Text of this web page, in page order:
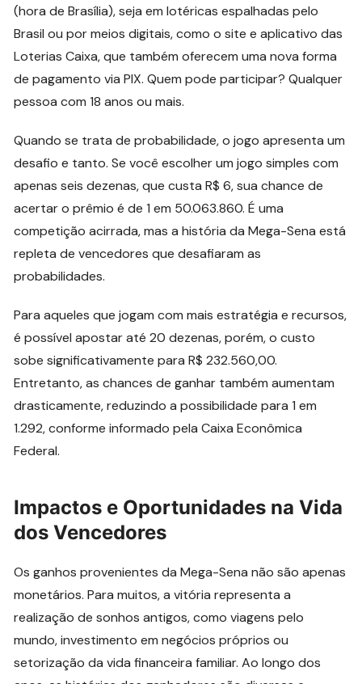
(hora de Brasília), seja em lotéricas espalhadas pelo
Brasil ou por meios digitais, como o site e aplicativo das
Loterias Caixa, que também oferecem uma nova forma
de pagamento via PIX. Quem pode participar? Qualquer
pessoa com 18 anos ou mais.
Quando se trata de probabilidade, o jogo apresenta um
desafio e tanto. Se você escolher um jogo simples com
apenas seis dezenas, que custa R$ 6, sua chance de
acertar o prêmio é de 1 em 50.063.860. É uma
competição acirrada, mas a história da Mega-Sena está
repleta de vencedores que desafiaram as
probabilidades.
Para aqueles que jogam com mais estratégia e recursos,
é possível apostar até 20 dezenas, porém, o custo
sobe significativamente para R$ 232.560,00.
Entretanto, as chances de ganhar também aumentam
drasticamente, reduzindo a possibilidade para 1 em
1.292, conforme informado pela Caixa Econômica
Federal.
Impactos e Oportunidades na Vida
dos Vencedores
Os ganhos provenientes da Mega-Sena não são apenas
monetários. Para muitos, a vitória representa a
realização de sonhos antigos, como viagens pelo
mundo, investimento em negócios próprios ou
setorização da vida financeira familiar. Ao longo dos